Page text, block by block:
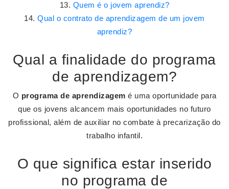
Quem é o jovem aprendiz?
Qual o contrato de aprendizagem de um jovem
aprendiz?
Qual a finalidade do programa
de aprendizagem?
O programa de aprendizagem é uma oportunidade para
que os jovens alcancem mais oportunidades no futuro
profissional, além de auxiliar no combate à precarização do
trabalho infantil.
O que significa estar inserido
no programa de